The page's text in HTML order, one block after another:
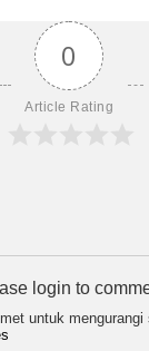
0
Article Rating
login to
untuk mengurangi